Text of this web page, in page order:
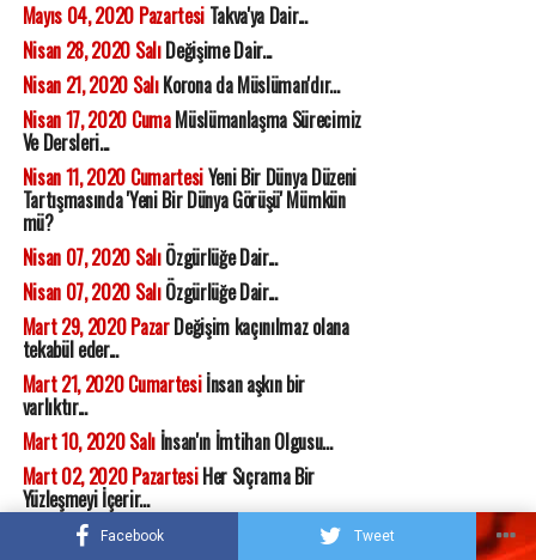
Facebook Tweet
Mayıs 04, 2020 PazartesiTakva'ya Dair...
Nisan 28, 2020 SalıDeğişime Dair...
Nisan 21, 2020 SalıKorona da Müslüman'dır...
Nisan 17, 2020 CumaMüslümanlaşma Sürecimiz
Ve Dersleri...
Nisan 11, 2020 CumartesiYeni Bir Dünya Düzeni
Tartışmasında 'Yeni Bir Dünya Görüşü' Mümkün
mü?
Nisan 07, 2020 SalıÖzgürlüğe Dair...
Nisan 07, 2020 SalıÖzgürlüğe Dair...
Mart 29, 2020 PazarDeğişim kaçınılmaz olana
tekabül eder...
Mart 21, 2020 Cumartesiİnsan aşkın bir
varlıktır...
Mart 10, 2020 Salıİnsan'ın İmtihan Olgusu...
Mart 02, 2020 PazartesiHer Sıçrama Bir
Yüzleşmeyi İçerir...
Şubat 26, 2020 Çarşamba
İslamcılığa Yöneltilmiş